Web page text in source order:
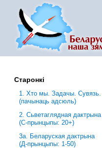
Старонкі
1. Хто мы. Задачы. Сувязь.
(пачынаць адсюль)
2. Сьветаглядная дактрына
(С-прынцыпы: 20+)
3a. Беларуская дактрына
(Д-прынцыпы: 1-50)